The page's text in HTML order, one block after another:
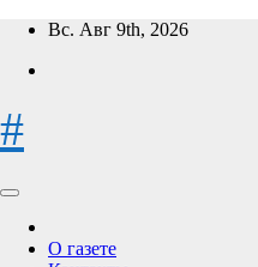
Перейти
содержимому
Вс. Авг 9th, 2026
#
О газете